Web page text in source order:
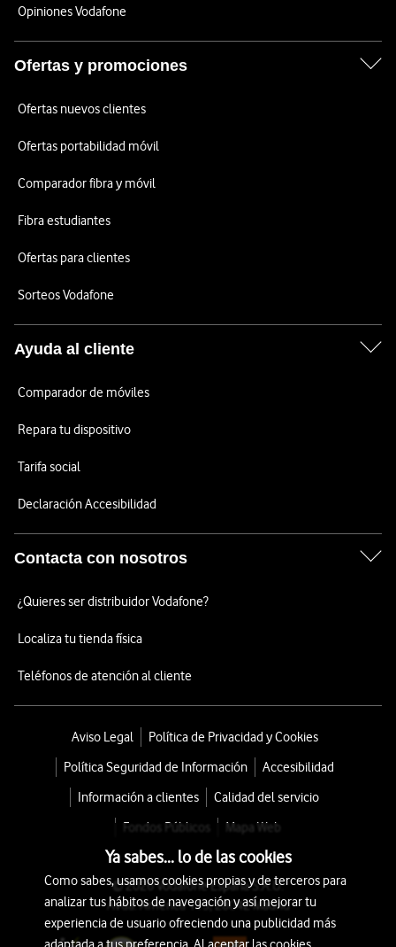
Opiniones Vodafone
Ofertas y promociones
Ofertas nuevos clientes
Ofertas portabilidad móvil
Comparador fibra y móvil
Fibra estudiantes
Ofertas para clientes
Sorteos Vodafone
Ayuda al cliente
Comparador de móviles
Repara tu dispositivo
Tarifa social
Declaración Accesibilidad
Contacta con nosotros
¿Quieres ser distribuidor Vodafone?
Localiza tu tienda física
Teléfonos de atención al cliente
Aviso Legal
Política de Privacidad y Cookies
Política Seguridad de Información
Accesibilidad
Información a clientes
Calidad del servicio
Fondos Públicos
Mapa Web
© 2026 Vodafone España S.A.U.
Avda. América 115, 28042 Madrid
Ya sabes... lo de las cookies
Como sabes, usamos cookies propias y de terceros para
analizar tus hábitos de navegación y así mejorar tu
experiencia de usuario ofreciendo una publicidad más